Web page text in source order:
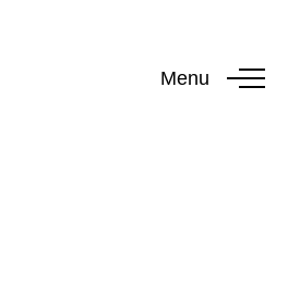
Menu